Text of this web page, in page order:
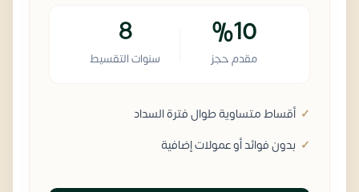
%10
مقدم حجز
8
سنوات التقسيط
أقساط متساوية طوال فترة السداد
بدون فوائد أو عمولات إضافية